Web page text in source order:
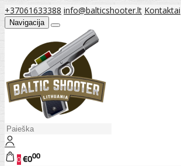
+37061633388 info@balticshooter.lt Kontaktai
Navigacija
0€000